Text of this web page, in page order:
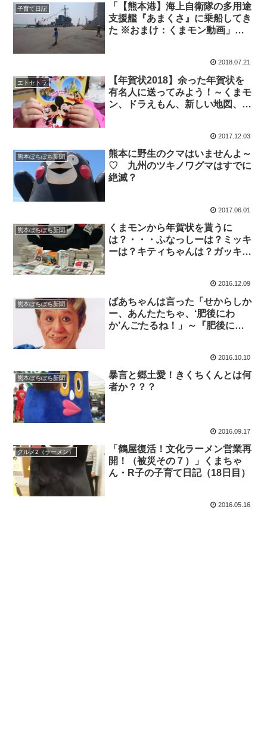
子育て日記
「【熊本港】海上自衛隊の多用途
支援艦『あまくさ』に乗船してき
た ※おまけ：くまモン動画」く
2018.07.21
エトセトラ
【年賀状2018】余った年賀状を
有名人に送ってみよう！～くまモ
ン、ドラえもん、新しい地図、ハ
2017.12.03
熊本ぼちぼち新聞
熊本に野生のクマはいませんよ～
♡ 九州のツキノワグマはすでに
絶滅？
2017.06.01
熊本ぼちぼち新聞
くまモンから年賀状を貰うに
は？・・・ふなっしーは？ミッキ
ーは？キティちゃんは？ガッキー
2016.12.09
熊本ぼちぼち新聞
ばあちゃんは言った「せからしか
ー、あんたたちゃ、‘肥後にわ
か’んごたるね！」～『肥後にわ
2016.10.10
熊本ぼちぼち新聞
暴言と郷土愛！きくちくんとは何
者か？？？
2016.09.17
グルメ2（ラーメン）
「鶴屋復活！文化ラーメン営業再
開！（被災その７）」くまちゃ
ん・R子の子育て日記（18日目）
2016.05.16